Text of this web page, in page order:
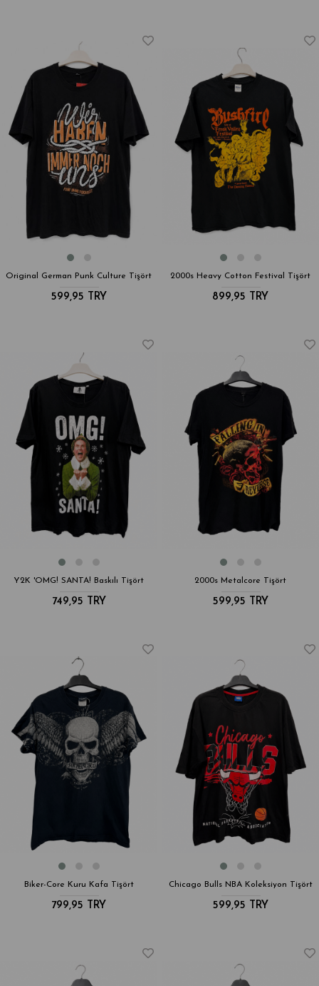
Original German Punk Culture Tişört
599,95 TRY
2000s Heavy Cotton Festival Tişört
899,95 TRY
Y2K 'OMG! SANTA! Baskılı Tişört
749,95 TRY
2000s Metalcore Tişört
599,95 TRY
Biker-Core Kuru Kafa Tişört
799,95 TRY
Chicago Bulls NBA Koleksiyon Tişört
599,95 TRY